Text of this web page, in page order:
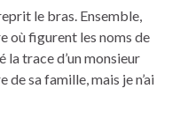
le bras. Ensemble,
où figurent les noms de
la trace d’un monsieur
sa famille, mais je n’ai